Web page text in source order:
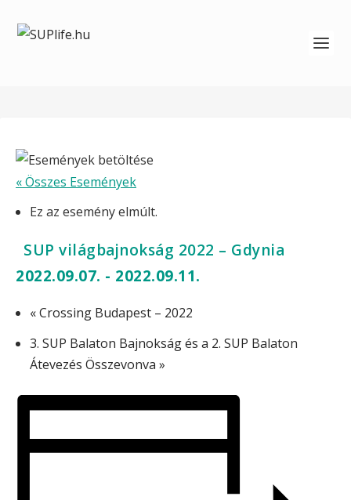
« Összes Események
Ez az esemény elmúlt.
SUP világbajnokság 2022 – Gdynia
2022.09.07. - 2022.09.11.
«Crossing Budapest – 2022
3. SUP Balaton Bajnokság és a 2. SUP Balaton
Átevezés Összevonva»